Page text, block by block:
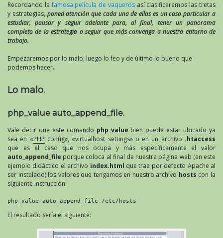
Recordando lafamosa película de vaquerosasí clasificaremos las tretas
y estrategias, poned atención que cada una de ellas es un caso particular a
estudiar, pausar y seguir adelante para, al final, tener un panorama
completo de la estrategia a seguir que más convenga a nuestro entorno de
trabajo.
Empezaremos por lo malo, luego lo feo y de último lo bueno que
podemos hacer.
Lo malo.
php_value auto_append_file.
Vale decir que este comando php_value bien puede estar ubicado ya
sea en «PHP config», «virtualhost settings» o en un archivo .htaccess
que es el caso que nos ocupa y más específicamente el valor
auto_append_file porque coloca al final de nuestra página web (en este
ejemplo didáctico el archivo index.html que trae por defecto Apache al
ser instalado) los valores que tengamos en nuestro archivo hosts con la
siguiente instrucción:
php_value auto_append_file /etc/hosts
El resultado sería el siguiente: